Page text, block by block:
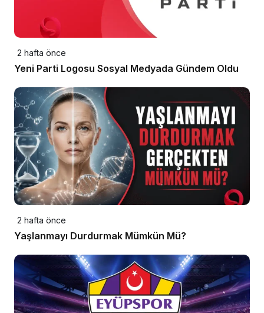
2 hafta önce
Yeni Parti Logosu Sosyal Medyada Gündem Oldu
2 hafta önce
Yaşlanmayı Durdurmak Mümkün Mü?